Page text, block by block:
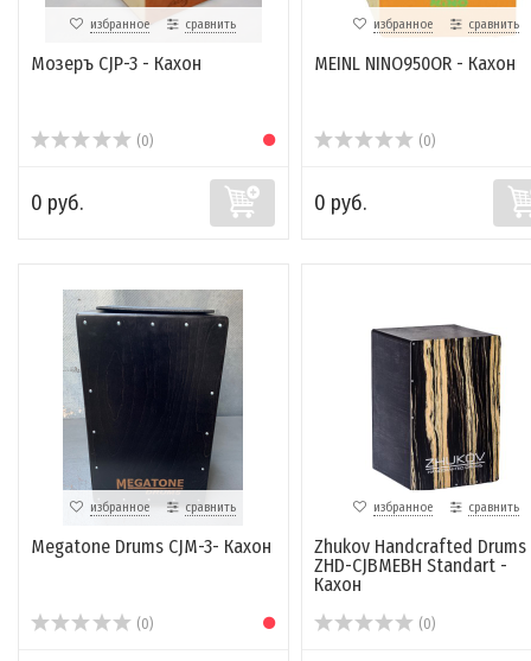
избранное сравнить
Мозеръ CJP-3 - Кахон
(0)
0 руб.
избранное сравнить
MEINL NINO950OR - Кахон
(0)
0 руб.
избранное сравнить
Megatone Drums CJM-3- Кахон
(0)
избранное сравнить
Zhukov Handcrafted Drums
ZHD-CJBMEBH Standart -
Кахон
(0)